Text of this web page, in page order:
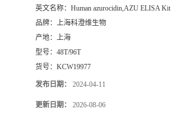
英文名称： Human azurocidin,AZU ELISA Kit
品牌：
上海科澄维生物
产地：
上海
型号： 48T/96T
货号： KCW19977
发布日期： 2024-04-11
更新日期： 2026-08-06